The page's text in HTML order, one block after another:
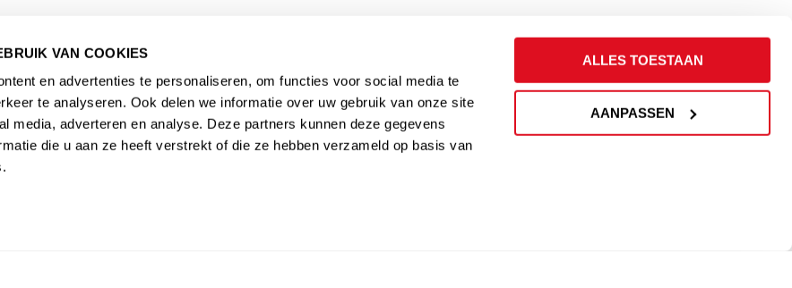
VAN COOKIES
en advertenties te personaliseren, om functies voor social media te
te analyseren. Ook delen we informatie over uw gebruik van onze site
media, adverteren en analyse. Deze partners kunnen deze gegevens
die u aan ze heeft verstrekt of die ze hebben verzameld op basis van
ALLES TOESTAAN
AANPASSEN